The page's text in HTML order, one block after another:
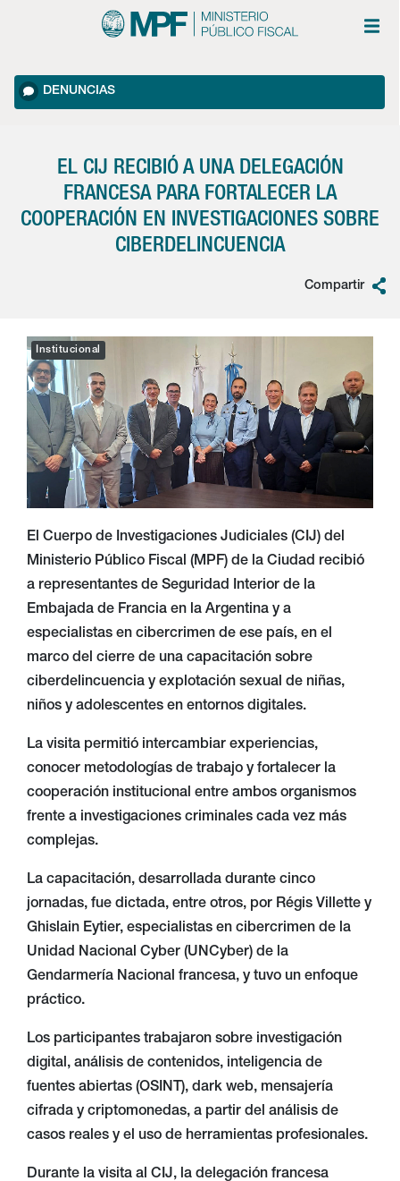
DENUNCIAS
EL CIJ RECIBIÓ A UNA DELEGACIÓN
FRANCESA PARA FORTALECER LA
COOPERACIÓN EN INVESTIGACIONES SOBRE
CIBERDELINCUENCIA
Compartir
Institucional
El Cuerpo de Investigaciones Judiciales (CIJ) del
Ministerio Público Fiscal (MPF) de la Ciudad recibió
a representantes de Seguridad Interior de la
Embajada de Francia en la Argentina y a
especialistas en cibercrimen de ese país, en el
marco del cierre de una capacitación sobre
ciberdelincuencia y explotación sexual de niñas,
niños y adolescentes en entornos digitales.
La visita permitió intercambiar experiencias,
conocer metodologías de trabajo y fortalecer la
cooperación institucional entre ambos organismos
frente a investigaciones criminales cada vez más
complejas.
La capacitación, desarrollada durante cinco
jornadas, fue dictada, entre otros, por Régis Villette y
Ghislain Eytier, especialistas en cibercrimen de la
Unidad Nacional Cyber (UNCyber) de la
Gendarmería Nacional francesa, y tuvo un enfoque
práctico.
Los participantes trabajaron sobre investigación
digital, análisis de contenidos, inteligencia de
fuentes abiertas (OSINT), dark web, mensajería
cifrada y criptomonedas, a partir del análisis de
casos reales y el uso de herramientas profesionales.
Durante la visita al CIJ, la delegación francesa